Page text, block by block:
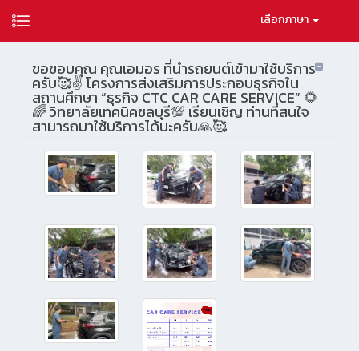
เลือกภาษา
ขอขอบคุณ คุณเอมอร ที่นำรถยนต์เข้ามาใช้บริการ
ครับ🥰✌️ โครงการส่งเสริมการประกอบธุรกิจใน
สถานศึกษา “ธุรกิจ CTC CAR CARE SERVICE” 🌻
🌈 วิทยาลัยเทคนิคชลบุรี💯 เรียนเชิญ ท่านที่สนใจ
สามารถมาใช้บริการได้นะครับ🙏🥰